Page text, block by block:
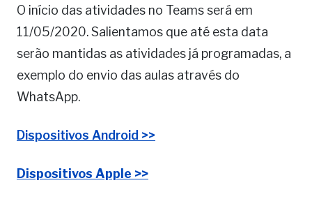
O início das atividades no Teams será em
11/05/2020. Salientamos que até esta data
serão mantidas as atividades já programadas, a
exemplo do envio das aulas através do
WhatsApp.
Dispositivos Android >>
Dispositivos Apple >>